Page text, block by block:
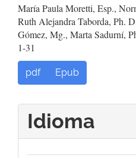
María Paula Moretti, Esp.,
Ruth Alejandra Taborda, Ph.
Gómez, Mg., Marta Sadurní,
1-31
pdf Epub
Idioma